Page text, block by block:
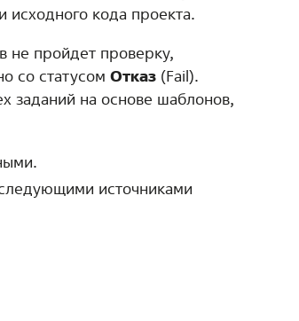
исходного кода проекта.
не пройдет проверку,
со статусом Отказ (Fail).
заданий на основе шаблонов,
источниками